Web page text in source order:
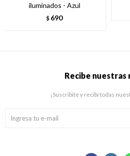
iluminados - Azul
$ 690
Recibe nuestras
¡Suscribite y recibí todas